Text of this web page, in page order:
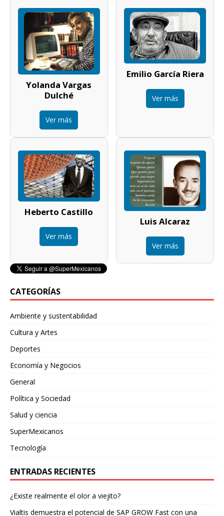
Yolanda Vargas
Dulché
Ver más
Emilio García Riera
Ver más
Heberto Castillo
Ver más
Luis Alcaraz
Ver más
CATEGORÍAS
Ambiente y sustentabilidad
Cultura y Artes
Deportes
Economía y Negocios
General
Política y Sociedad
Salud y ciencia
SuperMexicanos
Tecnología
ENTRADAS RECIENTES
¿Existe realmente el olor a viejito?
Vialtis demuestra el potencial de SAP GROW Fast con una